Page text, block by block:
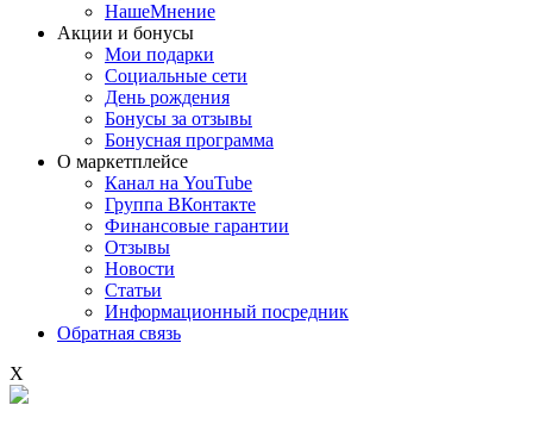
НашеМнение
Акции и бонусы
Мои подарки
Социальные сети
День рождения
Бонусы за отзывы
Бонусная программа
О маркетплейсе
Канал на YouTube
Группа ВКонтакте
Финансовые гарантии
Отзывы
Новости
Статьи
Информационный посредник
Обратная связь
X